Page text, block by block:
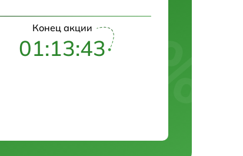
Конец акции
01:13:42